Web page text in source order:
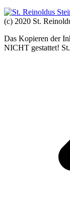
(c) 2020 St.
Das Kopieren der
NICHT gestattet!